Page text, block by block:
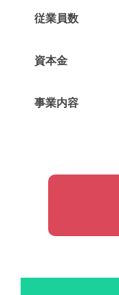
従業員数
資本金
事業内容